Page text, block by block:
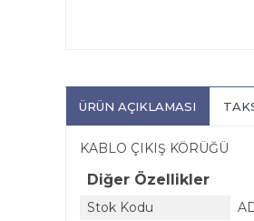
ÜRÜN AÇIKLAMASI
KABLO ÇIKIŞ KÖRÜĞÜ
Diğer Özellikler
Stok Kodu